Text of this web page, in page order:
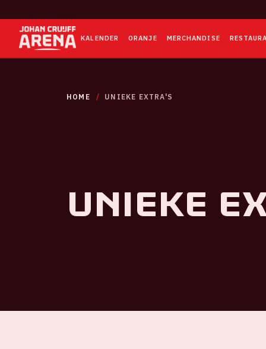
KALENDER ORANJE MERCHANDISE
HOME UNIEKE EXTRA'S
Unieke